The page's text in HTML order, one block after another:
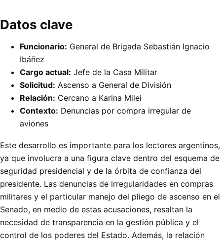
Datos clave
Funcionario: General de Brigada Sebastián Ignacio
Ibáñez
Cargo actual: Jefe de la Casa Militar
Solicitud: Ascenso a General de División
Relación: Cercano a Karina Milei
Contexto: Denuncias por compra irregular de
aviones
Este desarrollo es importante para los lectores argentinos,
ya que involucra a una figura clave dentro del esquema de
seguridad presidencial y de la órbita de confianza del
presidente. Las denuncias de irregularidades en compras
militares y el particular manejo del pliego de ascenso en el
Senado, en medio de estas acusaciones, resaltan la
necesidad de transparencia en la gestión pública y el
control de los poderes del Estado. Además, la relación